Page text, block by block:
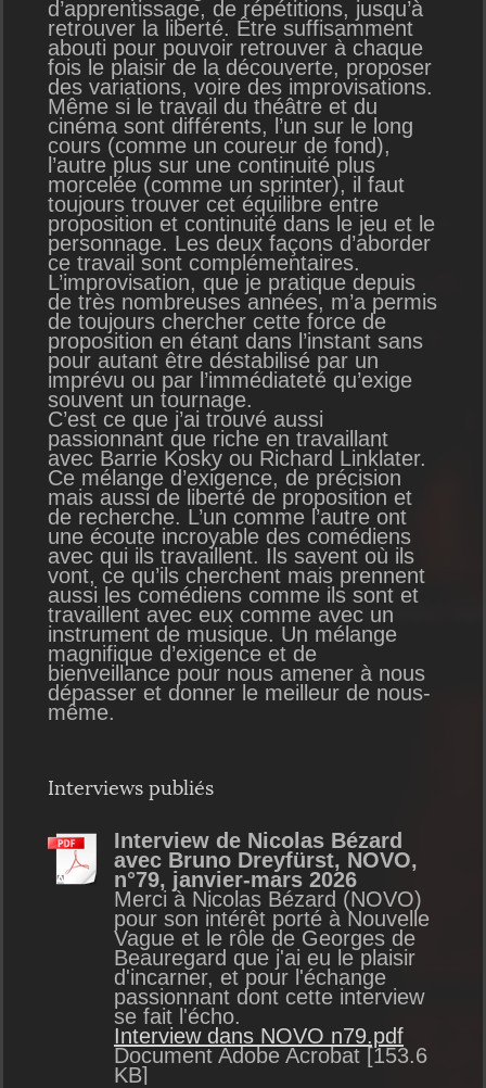
d’apprentissage, de répétitions, jusqu’à
retrouver la liberté. Être suffisamment
abouti pour pouvoir retrouver à chaque
fois le plaisir de la découverte, proposer
des variations, voire des improvisations.
Même si le travail du théâtre et du
cinéma sont différents, l’un sur le long
cours (comme un coureur de fond),
l’autre plus sur une continuité plus
morcelée (comme un sprinter), il faut
toujours trouver cet équilibre entre
proposition et continuité dans le jeu et le
personnage. Les deux façons d’aborder
ce travail sont complémentaires.
L’improvisation, que je pratique depuis
de très nombreuses années, m’a permis
de toujours chercher cette force de
proposition en étant dans l’instant sans
pour autant être déstabilisé par un
imprévu ou par l’immédiateté qu’exige
souvent un tournage.
C’est ce que j’ai trouvé aussi
passionnant que riche en travaillant
avec Barrie Kosky ou Richard Linklater.
Ce mélange d’exigence, de précision
mais aussi de liberté de proposition et
de recherche. L’un comme l’autre ont
une écoute incroyable des comédiens
avec qui ils travaillent. Ils savent où ils
vont, ce qu’ils cherchent mais prennent
aussi les comédiens comme ils sont et
travaillent avec eux comme avec un
instrument de musique. Un mélange
magnifique d’exigence et de
bienveillance pour nous amener à nous
dépasser et donner le meilleur de nous-
même.
Interviews publiés
Interview de Nicolas Bézard
avec Bruno Dreyfürst, NOVO,
n°79, janvier-mars 2026
Merci à Nicolas Bézard (NOVO)
pour son intérêt porté à Nouvelle
Vague et le rôle de Georges de
Beauregard que j'ai eu le plaisir
d'incarner, et pour l'échange
passionnant dont cette interview
se fait l'écho.
Interview dans NOVO n79.pdf
Document Adobe Acrobat [153.6
KB]